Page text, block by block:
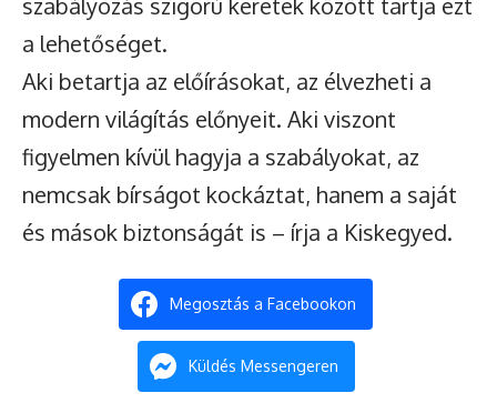
a lehetőséget.
Aki betartja az előírásokat, az élvezheti a
modern világítás előnyeit. Aki viszont
figyelmen kívül hagyja a szabályokat, az
nemcsak bírságot kockáztat, hanem a saját
és mások biztonságát is – írja a Kiskegyed.
Megosztás a Facebookon
Küldés Messengeren